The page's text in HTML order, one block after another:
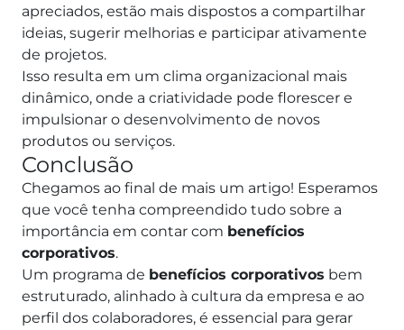
apreciados, estão mais dispostos a compartilhar
ideias, sugerir melhorias e participar ativamente
de projetos.
Isso resulta em um clima organizacional mais
dinâmico, onde a criatividade pode florescer e
impulsionar o desenvolvimento de novos
produtos ou serviços.
Conclusão
Chegamos ao final de mais um artigo! Esperamos
que você tenha compreendido tudo sobre a
importância em contar com benefícios
corporativos.
Um programa de benefícios corporativos bem
estruturado, alinhado à cultura da empresa e ao
perfil dos colaboradores, é essencial para gerar